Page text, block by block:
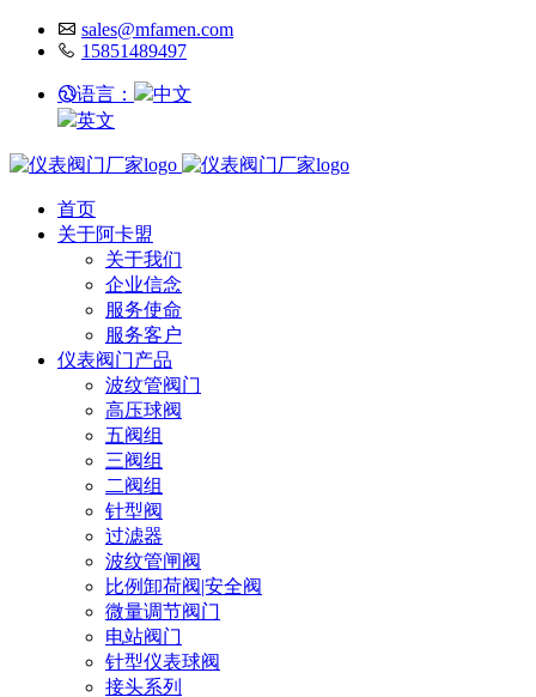
sales@mfamen.com
15851489497
语言：
中文
英文
首页
关于阿卡盟
关于我们
企业信念
服务使命
服务客户
仪表阀门产品
波纹管阀门
高压球阀
五阀组
三阀组
二阀组
针型阀
过滤器
波纹管闸阀
比例卸荷阀|安全阀
微量调节阀门
电站阀门
针型仪表球阀
接头系列